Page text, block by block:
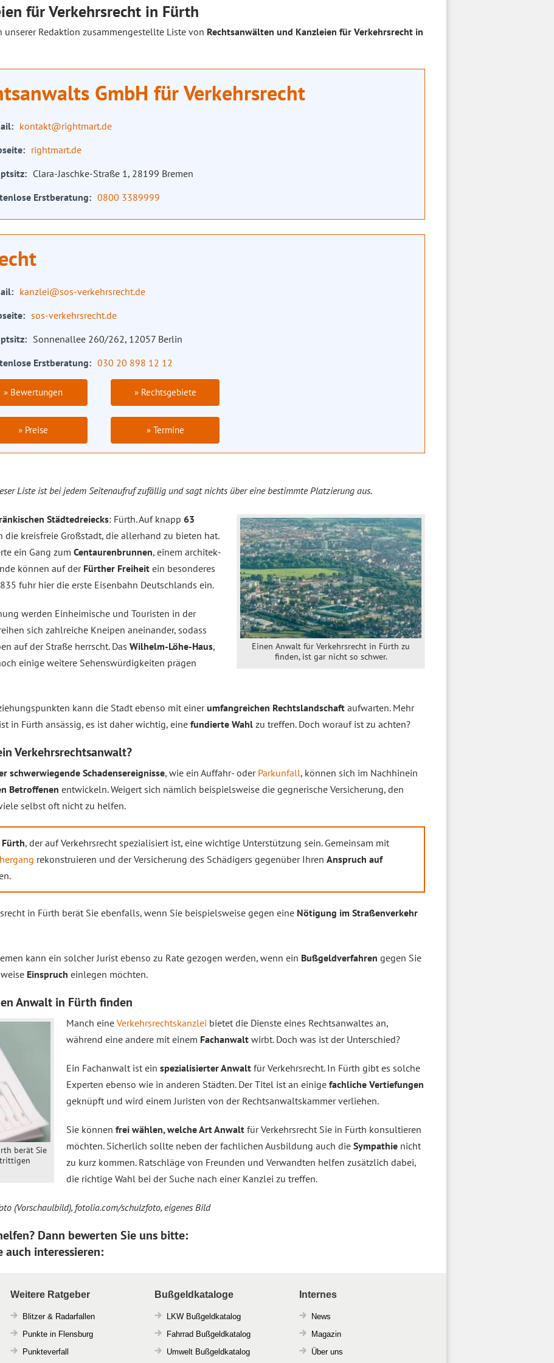
für Verkehrsrecht in Fürth
Redaktion zusammengestellte Liste von Rechtsanwälten und Kanzleien für Verkehrsrecht in
GmbH für Verkehrsrecht
kontakt@rightmart.de
rightmart.de
Clara-Jaschke-Straße 1, 28199 Bremen
Erstberatung
0800 3389999
kanzlei@sos-verkehrsrecht.de
sos-verkehrsrecht.de
Sonnenallee 260/262, 12057 Berlin
Erstberatung
030 20 898 12 12
» Bewertungen » Rechtsgebiete
» Preise » Termine
Liste ist bei jedem Seitenaufruf zufällig und sagt nichts über eine bestimmte Platzierung aus.
Einen Anwalt für Verkehrsrecht in Fürth zu
finden, ist gar nicht so schwer.
Städtedreiecks: Fürth. Auf knapp 63
die kreisfreie Großstadt, die allerhand zu bieten hat.
ein Gang zum Centaurenbrunnen, einem architek­
können auf der Fürther Freiheit ein besonderes
fuhr hier die erste Eisenbahn Deutschlands ein.
werden Einheimische und Touristen in der
sich zahlreiche Kneipen aneinander, sodass
auf der Straße herrscht. Das Wilhelm-Löhe-Haus,
einige weitere Sehenswürdigkeiten prägen
kann die Stadt ebenso mit einerumfangreichen Rechtslandschaft aufwarten. Mehr
in Fürth ansässig, es ist daher wichtig, eine fundierte Wahl zu treffen. Doch worauf ist zu achten?
Verkehrsrechtsanwalt?
schwerwiegende Schadensereignisse, wie ein Auffahr- oder Parkunfall, können sich im Nachhinein
Betroffenen entwickeln. Weigert sich nämlich beispielsweise die gegnerische Versicherung, den
selbst oft nicht zu helfen.
, der auf Verkehrsrecht spezialisiert ist, eine wichtige Unterstützung sein. Gemeinsam mit
rekonstruieren und der Versicherung des Schädigers gegenüber Ihren Anspruch auf
in Fürth berät Sie ebenfalls, wenn Sie beispielsweise gegen eine Nötigung im Straßenverkehr
kann ein solcher Jurist ebenso zu Rate gezogen werden, wenn ein Bußgeldverfahren gegen Sie
Einspruch einlegen möchten.
Anwalt in Fürth finden
berät Sie
Manch eine Verkehrsrechtskanzlei bietet die Dienste eines Rechtsanwaltes an,
während eine andere mit einem Fachanwalt wirbt. Doch was ist der Unterschied?
Ein Fachanwalt ist ein spezialisierter Anwalt für Verkehrsrecht. In Fürth gibt es solche
Experten ebenso wie in anderen Städten. Der Titel ist an einige fachliche Vertiefungen
geknüpft und wird einem Juristen von der Rechtsanwaltskammer verliehen.
Sie können frei wählen, welche Art Anwalt für Verkehrsrecht Sie in Fürth konsultieren
möchten. Sicherlich sollte neben der fachlichen Ausbildung auch die Sympathie nicht
zu kurz kommen. Ratschläge von Freunden und Verwandten helfen zusätzlich dabei,
die richtige Wahl bei der Suche nach einer Kanzlei zu treffen.
(Vorschaulbild), fotolia.com/schulzfoto, eigenes Bild
Dann bewerten Sie uns bitte:
auch interessieren:
Weitere Ratgeber
Blitzer & Radarfallen
Punkte in Flensburg
Punkteverfall
Bußgeldkataloge
LKW Bußgeldkatalog
Fahrrad Bußgeldkatalog
Umwelt Bußgeldkatalog
Internes
News
Magazin
Über uns